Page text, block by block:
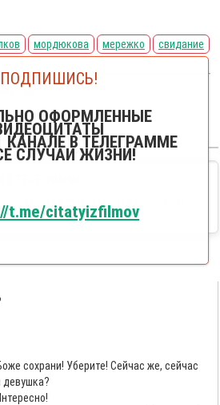
мордюкова мережко свидание
Родня
сохрани! Уберите! Сейчас же, сейчас
девушка?
ПОДПИШИСЬ!
ОФОРМЛЕННЫЕ
В ТЕЛЕГРАММЕ
СЛУЧАИ ЖИЗНИ!
t.me/citatyizfilmov